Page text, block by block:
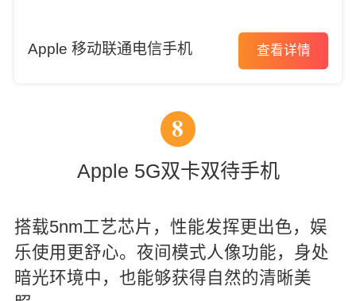
Apple 移动联通电信手机 查看详情
8
Apple 5G双卡双待手机
搭载5nm工艺芯片，性能发挥更出色，娱
乐使用更舒心。夜间模式人像功能，身处
暗光环境中，也能够获得自然的清晰美